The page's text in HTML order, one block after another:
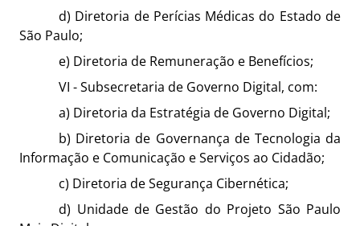
d) Diretoria de Perícias Médicas do Estado de
São Paulo;
e) Diretoria de Remuneração e Benefícios;
VI - Subsecretaria de Governo Digital, com:
a) Diretoria da Estratégia de Governo Digital;
b) Diretoria de Governança de Tecnologia da
Informação e Comunicação e Serviços ao Cidadão;
c) Diretoria de Segurança Cibernética;
d) Unidade de Gestão do Projeto São Paulo